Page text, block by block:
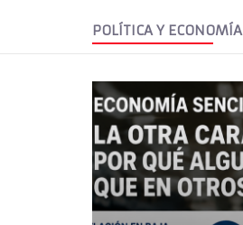
POLÍTICA Y ECONOMÍA